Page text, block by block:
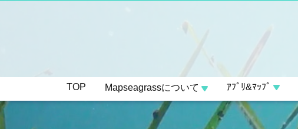
TOP Mapseagrassについて ｱﾌﾟﾘ&ﾏｯﾌﾟ